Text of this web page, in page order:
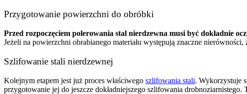
Przygotowanie powierzchni do obróbki
Przed rozpoczęciem polerowania stal nierdzewna musi być dokładnie
Jeżeli na powierzchni obrabianego materiału występują znaczne
Szlifowanie stali nierdzewnej
Kolejnym etapem jest już proces właściwego szlifowania stali. Wykorzystuje
przygotowanie jej do jeszcze dokładniejszego szlifowania